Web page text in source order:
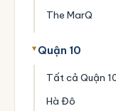
The MarQ
Quận 10
Tất cả Quận
Hà Đô